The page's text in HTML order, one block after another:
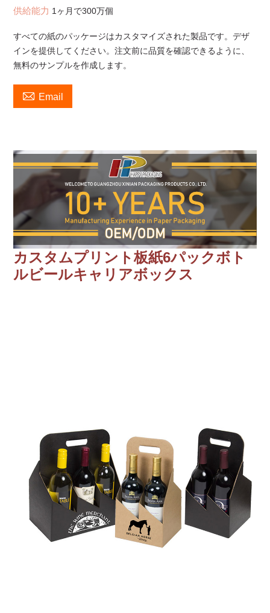
供給能力 1ヶ月で300万個
すべての紙のパッケージはカスタマイズされた製品です。デザ
インを提供してください。注文前に品質を確認できるように、
無料のサンプルを作成します。
 Email
カスタムプリント板紙6パックボト
ルビールキャリアボックス